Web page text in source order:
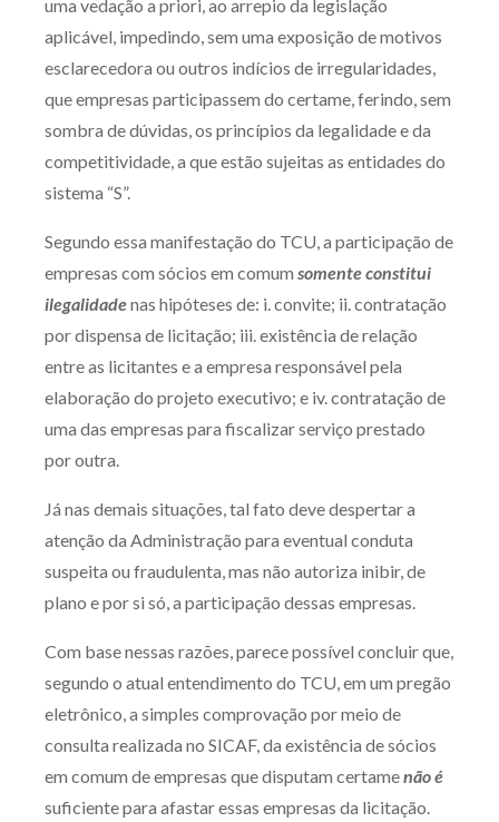
uma vedação a priori, ao arrepio da legislação
aplicável, impedindo, sem uma exposição de motivos
esclarecedora ou outros indícios de irregularidades,
que empresas participassem do certame, ferindo, sem
sombra de dúvidas, os princípios da legalidade e da
competitividade, a que estão sujeitas as entidades do
sistema “S”.
Segundo essa manifestação do TCU, a participação de
empresas com sócios em comum somente constitui
ilegalidadenas hipóteses de: i. convite; ii. contratação
por dispensa de licitação; iii. existência de relação
entre as licitantes e a empresa responsável pela
elaboração do projeto executivo; e iv. contratação de
uma das empresas para fiscalizar serviço prestado
por outra.
Já nas demais situações, tal fato deve despertar a
atenção da Administração para eventual conduta
suspeita ou fraudulenta, mas não autoriza inibir, de
plano e por si só, a participação dessas empresas.
Com base nessas razões, parece possível concluir que,
segundo o atual entendimento do TCU, em um pregão
eletrônico, a simples comprovação por meio de
consulta realizada no SICAF, da existência de sócios
em comum de empresas que disputam certamenão é
suficiente para afastar essas empresas da licitação.